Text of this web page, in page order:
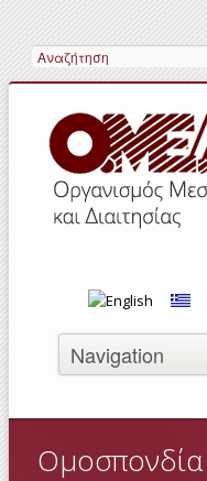
Search
Ομοσπονδία